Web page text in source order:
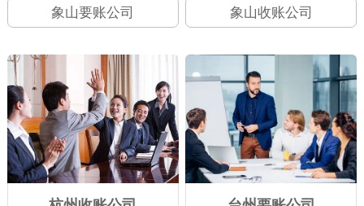
象山要账公司 象山收账公司